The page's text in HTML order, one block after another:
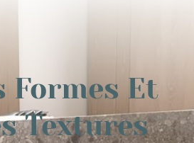
Formes Et
Textures